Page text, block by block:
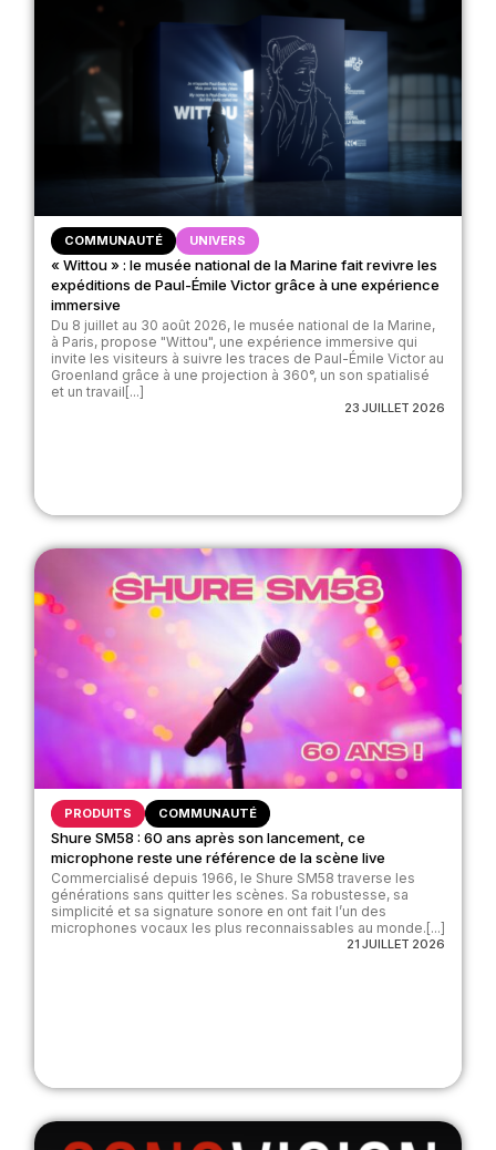
COMMUNAUTÉ UNIVERS
« Wittou » : le musée national de la Marine fait revivre les
expéditions de Paul-Émile Victor grâce à une expérience
immersive
Du 8 juillet au 30 août 2026, le musée national de la Marine,
à Paris, propose "Wittou", une expérience immersive qui
invite les visiteurs à suivre les traces de Paul-Émile Victor au
Groenland grâce à une projection à 360°, un son spatialisé
et un travail[...]
23 JUILLET 2026
PRODUITS COMMUNAUTÉ
Shure SM58 : 60 ans après son lancement, ce
microphone reste une référence de la scène live
Commercialisé depuis 1966, le Shure SM58 traverse les
générations sans quitter les scènes. Sa robustesse, sa
simplicité et sa signature sonore en ont fait l’un des
microphones vocaux les plus reconnaissables au monde.[...]
21 JUILLET 2026